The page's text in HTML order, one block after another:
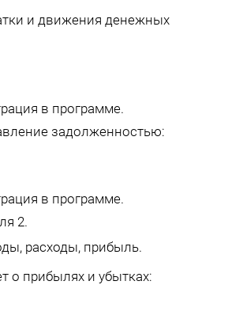
и движения денежных
в программе.
задолженностью:
в программе.
2.
расходы, прибыль.
о прибылях и убытках: